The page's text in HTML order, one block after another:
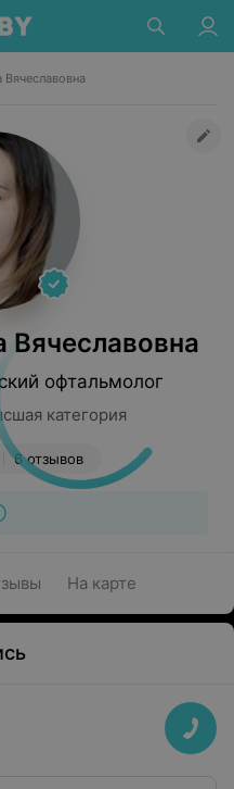
Вячеславовна
Вячеславовна
офтальмолог
категория
6 отзывов
На карте